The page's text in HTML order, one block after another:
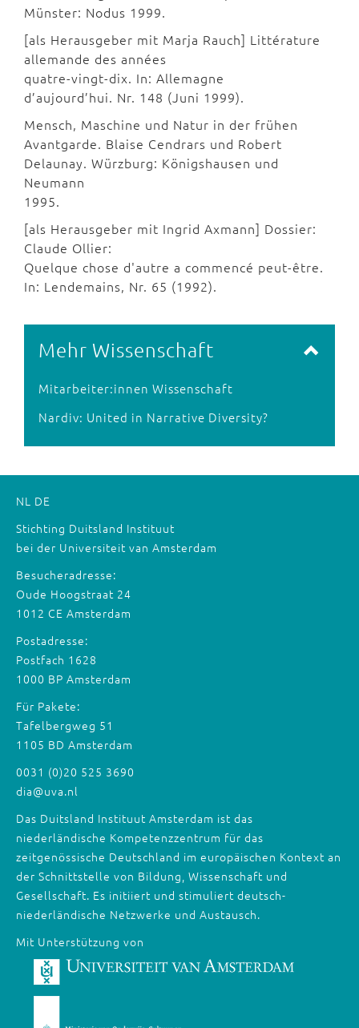
Münster: Nodus 1999.
[als Herausgeber mit Marja Rauch] Littérature
allemande des années
quatre-vingt-dix. In: Allemagne
d’aujourd’hui. Nr. 148 (Juni 1999).
Mensch, Maschine und Natur in der frühen
Avantgarde. Blaise Cendrars und Robert
Delaunay. Würzburg: Königshausen und
Neumann
1995.
[als Herausgeber mit Ingrid Axmann] Dossier:
Claude Ollier:
Quelque chose d'autre a commencé peut-être.
In: Lendemains, Nr. 65 (1992).
Mehr Wissenschaft
Mitarbeiter:innen Wissenschaft
Nardiv: United in Narrative Diversity?
NL DE
Stichting Duitsland Instituut
bei der Universiteit van Amsterdam
Besucheradresse:
Oude Hoogstraat 24
1012 CE Amsterdam
Postadresse:
Postfach 1628
1000 BP Amsterdam
Für Pakete:
Tafelbergweg 51
1105 BD Amsterdam
0031 (0)20 525 3690
dia@uva.nl
Das Duitsland Instituut Amsterdam ist das
niederländische Kompetenzzentrum für das
zeitgenössische Deutschland im europäischen Kontext an
der Schnittstelle von Bildung, Wissenschaft und
Gesellschaft. Es initiiert und stimuliert deutsch-
niederländische Netzwerke und Austausch.
Mit Unterstützung von